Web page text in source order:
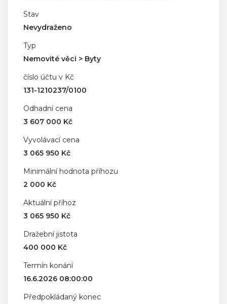
Stav
Nevydraženo
Typ
Nemovité věci > Byty
číslo účtu v Kč
131-1210237/0100
Odhadní cena
3 607 000 Kč
Vyvolávací cena
3 065 950 Kč
Minimální hodnota příhozu
2 000 Kč
Aktuální příhoz
3 065 950 Kč
Dražební jistota
400 000 Kč
Termín konání
16.6.2026 08:00:00
Předpokládaný konec